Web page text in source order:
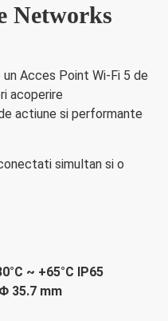
Networks
un Acces Point Wi-Fi 5 de
acoperire
actiune si performante
simultan si o
~ +65°C IP65
35.7 mm